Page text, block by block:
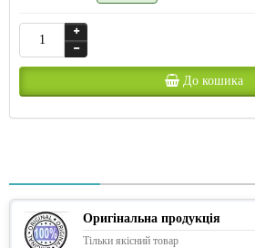
До кошика
Оригінальна продукція
Тільки якісний товар